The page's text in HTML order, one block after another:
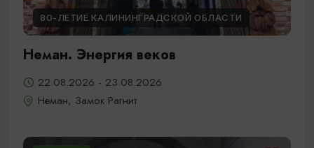
80-ЛЕТИЕ КАЛИНИНГРАДСКОЙ ОБЛАСТИ
Неман. Энергия веков
22.08.2026 - 23.08.2026
Неман, Замок Рагнит